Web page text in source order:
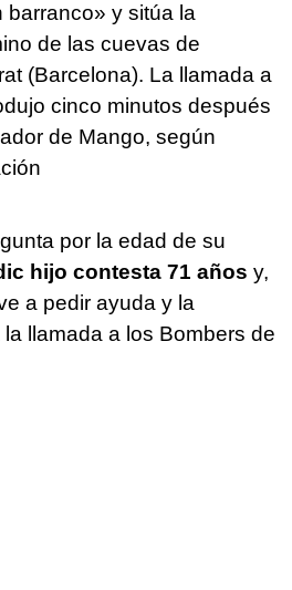
y sitúa la
de las cuevas de
(Barcelona). La llamada a
cinco minutos después
de Mango, según
por la edad de su
hijo contesta 71 años y,
a pedir ayuda y la
llamada a los Bombers de